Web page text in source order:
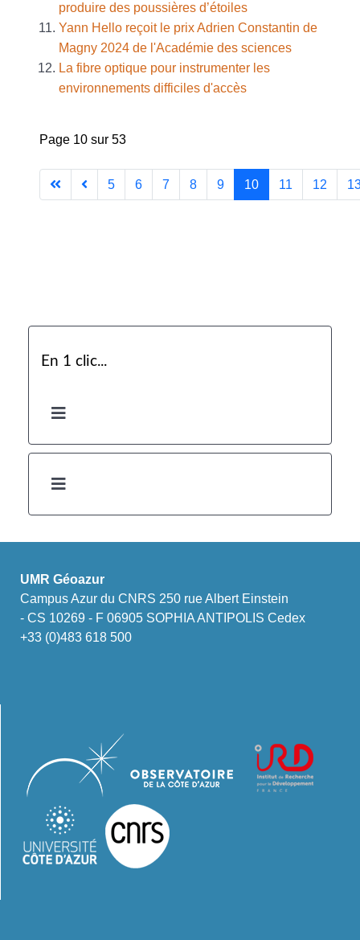
produire des poussières d’étoiles
Yann Hello reçoit le prix Adrien Constantin de
Magny 2024 de l'Académie des sciences
La fibre optique pour instrumenter les
environnements difficiles d'accès
Page 10 sur 53
5 6 7 8 9 10 11 12
En 1 clic...
UMR Géoazur
Campus Azur du CNRS 250 rue Albert Einstein
- CS 10269 - F 06905 SOPHIA ANTIPOLIS Cedex
+33 (0)483 618 500